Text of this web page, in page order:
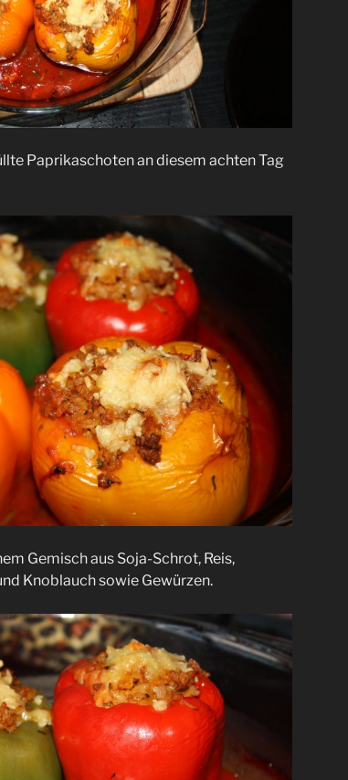
Paprikaschoten an diesem achten Tag
Gemisch aus Soja-Schrot, Reis,
Knoblauch sowie Gewürzen.